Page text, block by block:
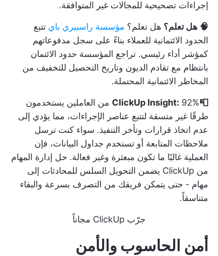
إجراءات تصحيحية للمجالات غير المتوافقة.
🧠 هل تعلم؟ هل تعلم؟ مؤسسة راسبيري باي تتبع
الحدود الائتمانية للعملاء بناءً على سجل مدفوعاتهم
كمؤشر أداء رئيسي. تراجع المؤسسة حدود الائتمان
بانتظام مع تقادم الديون وتاريخ التحصيل للتخفيف من
المخاطر الائتمانية المحتملة.
📮ClickUp Insight:
92% من العاملين يستخدمون
طرقًا غير متسقة لتتبع عناصر الإجراءات، مما يؤدي إلى
عدم اتخاذ قرارات وتأخر التنفيذ. سواء كنت ترسل
ملاحظات المتابعة أو تستخدم جداول البيانات، فإن
العملية غالبًا ما تكون مبعثرة وغير فعالة. حل إدارة المهام
من ClickUp
يضمن التحويل السلس للمحادثات إلى
مهام - حتى يتمكن فريقك من التصرف بسرعة والبقاء
متناسقاً.
جرّب ClickUp مجاناً
أمن الحاسوب والأمن